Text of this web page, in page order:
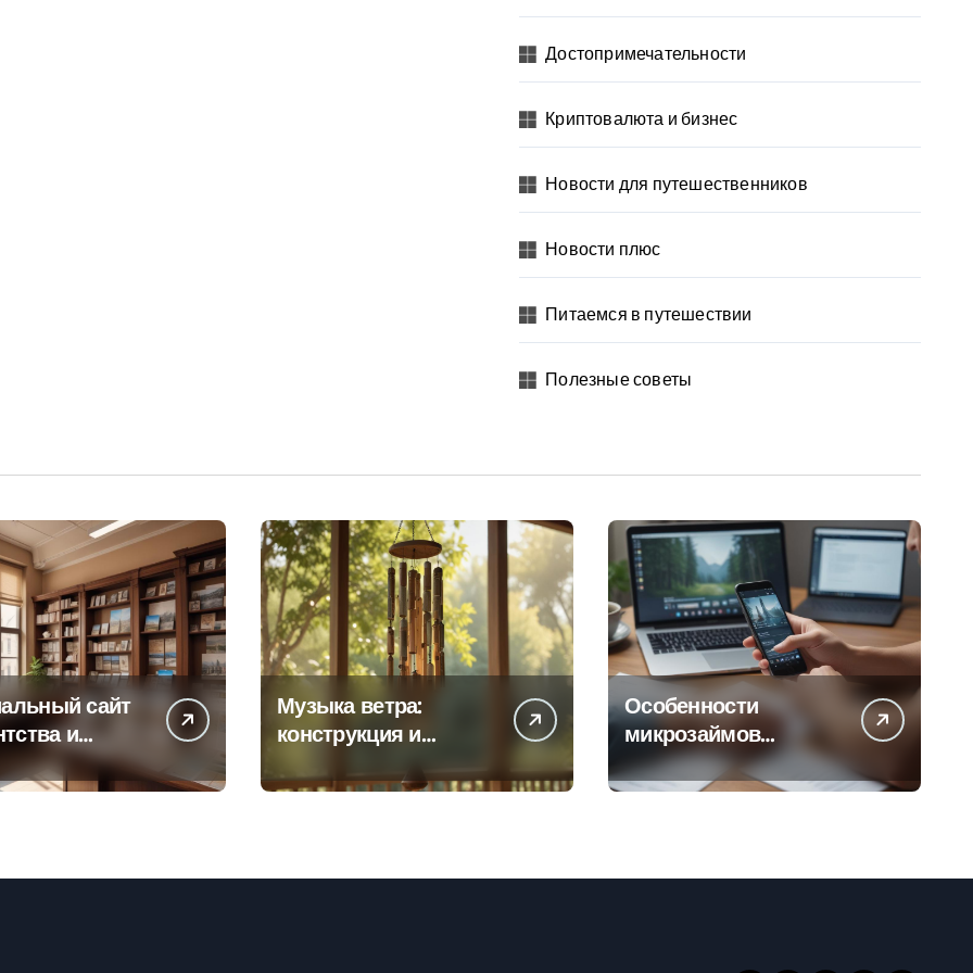
Достопримечательности
Криптовалюта и бизнес
Новости для путешественников
Новости плюс
Питаемся в путешествии
Полезные советы
сайт
и
офисов
по регионам
Музыка ветра:
конструкция и
звучания
Особенности
микрозаймов
онлайн: условия,
процентные ставки и